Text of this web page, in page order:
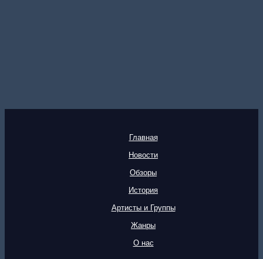
Главная
Новости
Обзоры
История
Артисты и Группы
Жанры
О нас